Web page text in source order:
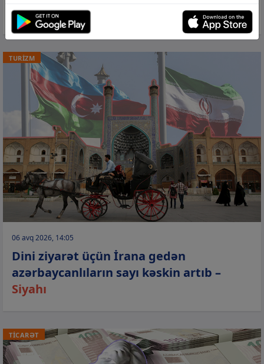
tədarük etməkdən məmnun olarıq”
TURİZM
06 avq 2026, 14:05
Dini ziyarət üçün İrana gedən
azərbaycanlıların sayı kəskin artıb –
Siyahı
TİCARƏT